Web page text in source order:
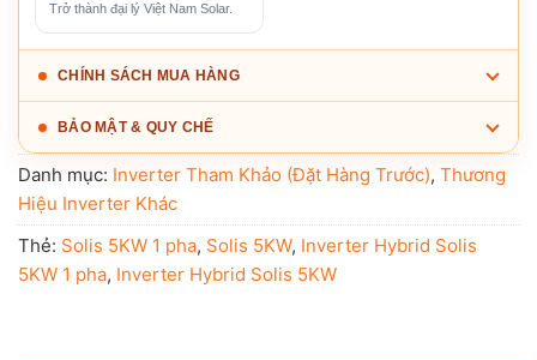
Trở thành đại lý Việt Nam Solar.
CHÍNH SÁCH MUA HÀNG
BẢO MẬT & QUY CHẾ
Danh mục: Inverter Tham Khảo (Đặt Hàng Trước), Thương
Hiệu Inverter Khác
Thẻ: Solis 5KW 1 pha, Solis 5KW, Inverter Hybrid Solis
5KW 1 pha, Inverter Hybrid Solis 5KW